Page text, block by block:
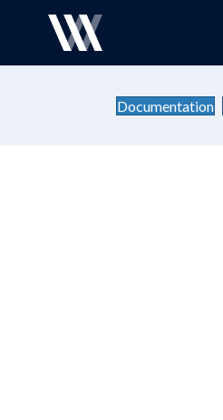
Documentation